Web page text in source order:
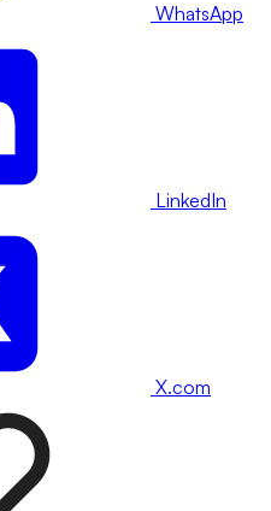
WhatsApp
LinkedIn
X.com